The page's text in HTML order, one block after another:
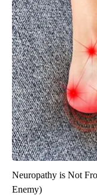
Neuropathy is Not
Enemy)